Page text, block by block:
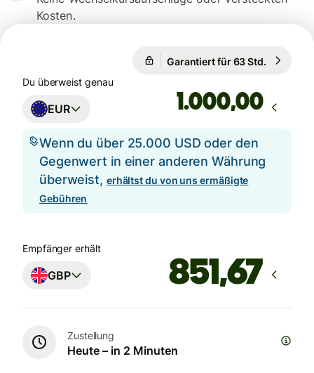
Kosten.
Garantiert für 63 Std.
Du überweist genau
EUR ,00
Wenn du über 25.000 USD oder den
Gegenwert in einer anderen Währung
überweist, erhältst du von uns ermäßigte
Gebühren
Empfänger erhält
GBP
Zustellung
Heute – in 2 Minuten